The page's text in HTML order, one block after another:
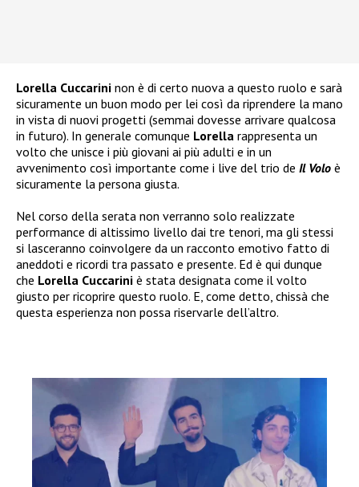
Lorella Cuccarini non è di certo nuova a questo ruolo e sarà
sicuramente un buon modo per lei così da riprendere la mano
in vista di nuovi progetti (semmai dovesse arrivare qualcosa
in futuro). In generale comunque Lorella rappresenta un
volto che unisce i più giovani ai più adulti e in un
avvenimento così importante come i live del trio de Il Volo è
sicuramente la persona giusta.
Nel corso della serata non verranno solo realizzate
performance di altissimo livello dai tre tenori, ma gli stessi
si lasceranno coinvolgere da un racconto emotivo fatto di
aneddoti e ricordi tra passato e presente. Ed è qui dunque
che Lorella Cuccarini è stata designata come il volto
giusto per ricoprire questo ruolo. E, come detto, chissà che
questa esperienza non possa riservarle dell’altro.